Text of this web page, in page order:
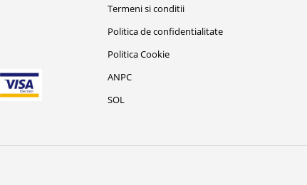
Termeni si conditii
Politica de confidentialitate
Politica Cookie
ANPC
SOL